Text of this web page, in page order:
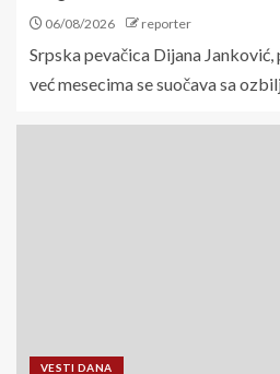
06/08/2026 reporter
Srpska pevačica Dijana
već mesecima se suočava sa
VESTI DANA